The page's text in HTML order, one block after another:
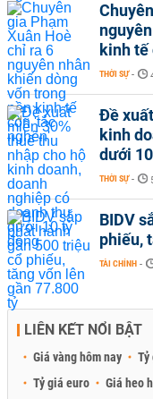
kinh tế
THỜI SỰ -
Đề
kinh
dưới
THỜI SỰ -
BIDV
phiếu,
TÀI CHÍNH -
LIÊN KẾT NỔI BẬT
Giá vàng hôm nay Tỷ
Tỷ giá euro
Giá heo